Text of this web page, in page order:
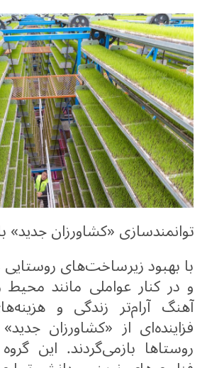
توانمندسازی «کشاورزان جدید»
با بهبود زیرساخت‌های
و در کنار عواملی مانند
آهنگ آرام‌تر زندگی و
فزاینده‌ای از «کشاورزان
روستاها بازمی‌گردند. این